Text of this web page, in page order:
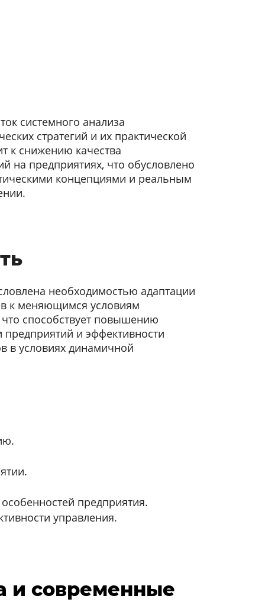
системного анализа
стратегий и их практической
к снижению качества
на предприятиях, что обусловлено
концепциями и реальным
необходимостью адаптации
к меняющимся условиям
способствует повышению
предприятий и эффективности
в условиях динамичной
предприятия.
управления.
и современные